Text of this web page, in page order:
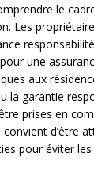
le
Les
une
aux
la garantie
prises en
d’être
pour éviter